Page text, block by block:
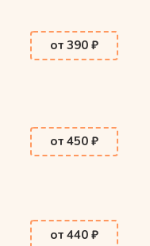
от 390 ₽
от 450 ₽
от 440 ₽